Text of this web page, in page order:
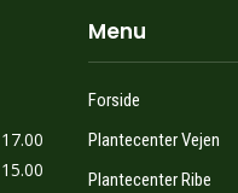
Menu
Forside
Plantecenter Vejen
Plantecenter Ribe